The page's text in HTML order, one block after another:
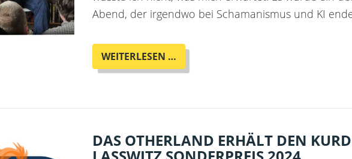
Abend, der irgendwo bei Schamanismus und KI
WEITERLESEN …
CHEN
FICTION
THE
GOD
DAS OTHERLAND ERHÄLT DEN KURD